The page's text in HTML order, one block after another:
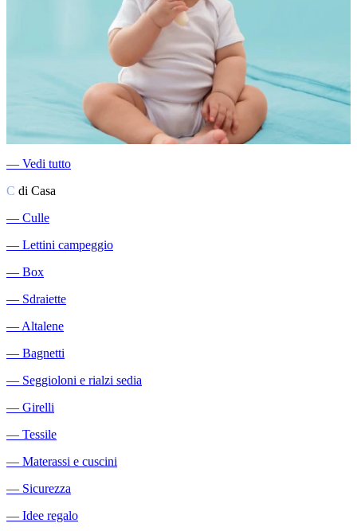
― Vedi tutto
C di Casa
― Culle
― Lettini campeggio
― Box
― Sdraiette
―Altalene
― Bagnetti
― Seggioloni e rialzi sedia
― Girelli
― Tessile
― Materassi e cuscini
― Sicurezza
― Idee regalo